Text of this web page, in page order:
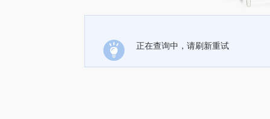
正在查询中，请刷新重试